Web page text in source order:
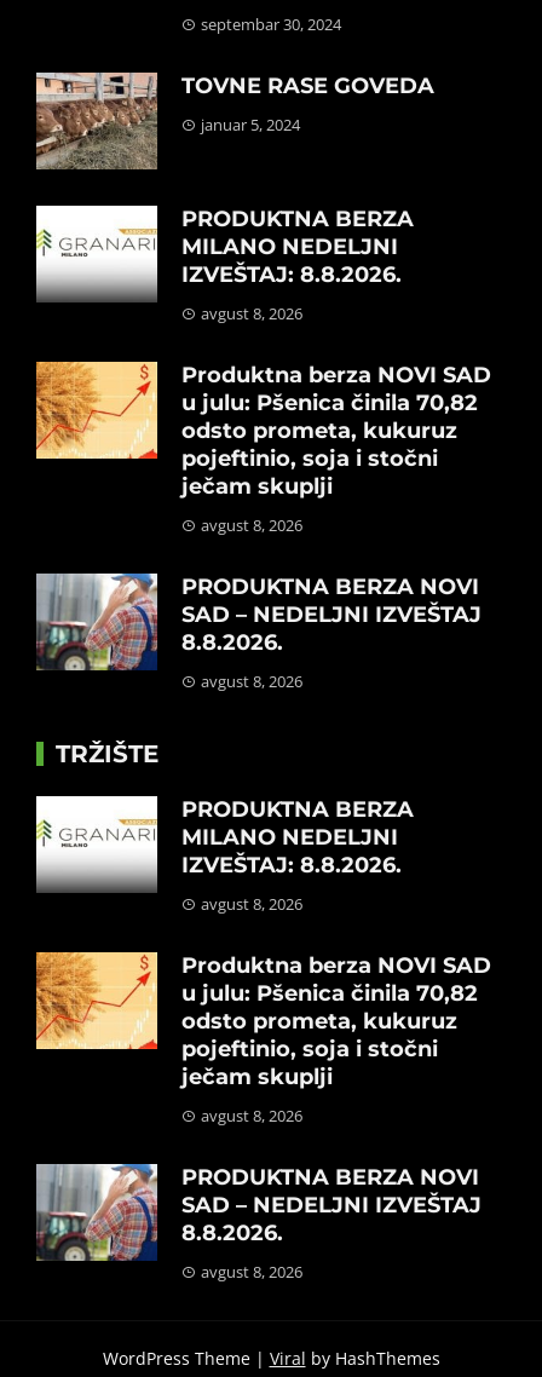
septembar 30, 2024
TOVNE RASE GOVEDA
januar 5, 2024
PRODUKTNA BERZA
MILANO NEDELJNI
IZVEŠTAJ: 8.8.2026.
avgust 8, 2026
Produktna berza NOVI SAD
u julu: Pšenica činila 70,82
odsto prometa, kukuruz
pojeftinio, soja i stočni
ječam skuplji
avgust 8, 2026
PRODUKTNA BERZA NOVI
SAD – NEDELJNI IZVEŠTAJ
8.8.2026.
avgust 8, 2026
TRŽIŠTE
PRODUKTNA BERZA
MILANO NEDELJNI
IZVEŠTAJ: 8.8.2026.
avgust 8, 2026
Produktna berza NOVI SAD
u julu: Pšenica činila 70,82
odsto prometa, kukuruz
pojeftinio, soja i stočni
ječam skuplji
avgust 8, 2026
PRODUKTNA BERZA NOVI
SAD – NEDELJNI IZVEŠTAJ
8.8.2026.
avgust 8, 2026
WordPress Theme | Viral by HashThemes